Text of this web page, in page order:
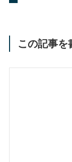
この記事を